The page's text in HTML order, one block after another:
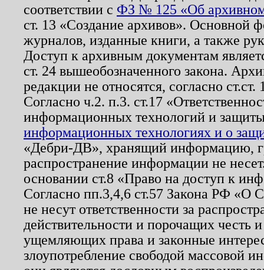
соответствии с ФЗ № 125 «Об
ст. 13 «Создание архивов». Основной
журналов, изданные книги, а также
Доступ к архивным документам
ст. 24 вышеобозначенного закона.
редакции не относятся, согласно
Согласно ч.2. п.3. ст.17
информационных технологий и
информационных технологиях и о
«Дебри-ДВ», хранящий информацию,
распространение информации не
основании ст.8 «Право на доступ к
Согласно пп.3,4,6 ст.57 Закона РФ «О
не несут ответственности за
действительности и порочащих честь
ущемляющих права и законные
злоупотребление свободой массовой